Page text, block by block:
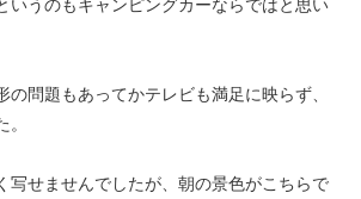
問題もあってかテレビも満足に映らず、
写せませんでしたが、朝の景色がこちらで